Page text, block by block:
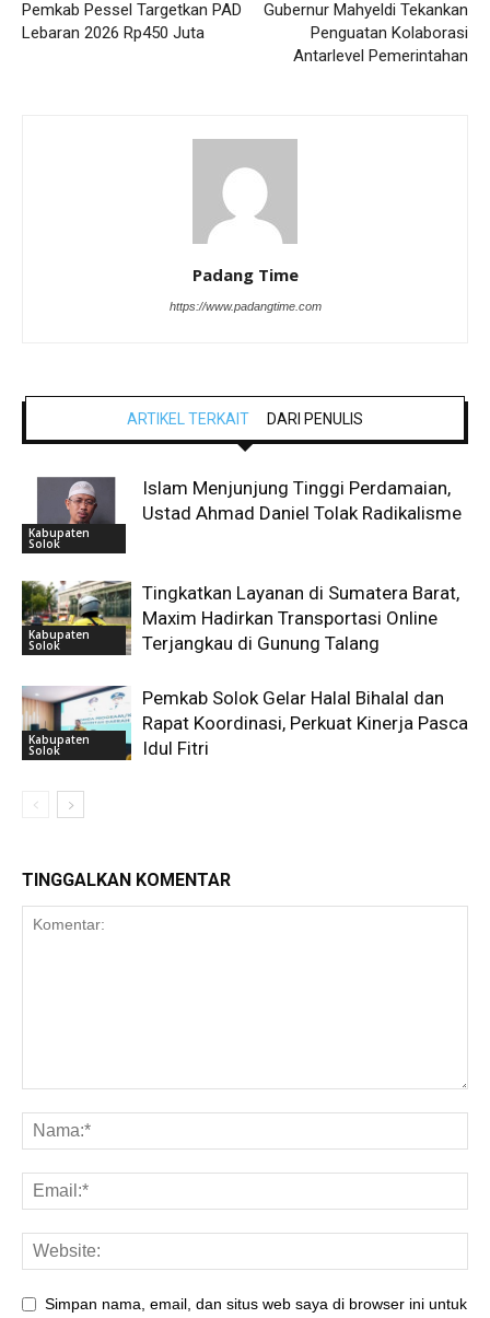
Pemkab Pessel Targetkan PAD
Lebaran 2026 Rp450 Juta
Gubernur Mahyeldi Tekankan
Penguatan Kolaborasi
Antarlevel Pemerintahan
Padang Time
https://www.padangtime.com
ARTIKEL TERKAIT DARI PENULIS
Kabupaten
Solok
Islam Menjunjung Tinggi Perdamaian,
Ustad Ahmad Daniel Tolak Radikalisme
Kabupaten
Solok
Tingkatkan Layanan di Sumatera Barat,
Maxim Hadirkan Transportasi Online
Terjangkau di Gunung Talang
Kabupaten
Solok
Pemkab Solok Gelar Halal Bihalal dan
Rapat Koordinasi, Perkuat Kinerja Pasca
Idul Fitri
TINGGALKAN KOMENTAR
Simpan nama, email, dan situs web saya di browser ini untuk